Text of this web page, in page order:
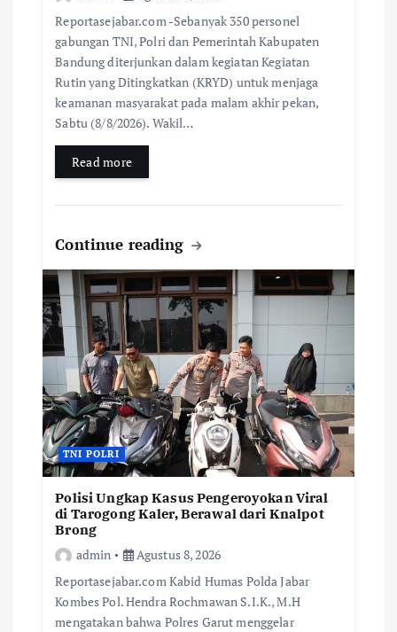
Reportasejabar.com -Sebanyak 350 personel
gabungan TNI, Polri dan Pemerintah Kabupaten
Bandung diterjunkan dalam kegiatan Kegiatan
Rutin yang Ditingkatkan (KRYD) untuk menjaga
keamanan masyarakat pada malam akhir pekan,
Sabtu (8/8/2026). Wakil…
Read more
Continue reading
TNI POLRI
Polisi Ungkap Kasus Pengeroyokan Viral
di Tarogong Kaler, Berawal dari Knalpot
Brong
admin
Agustus 8, 2026
Reportasejabar.com Kabid Humas Polda Jabar
Kombes Pol. Hendra Rochmawan S.I.K., M.H
mengatakan bahwa Polres Garut menggelar